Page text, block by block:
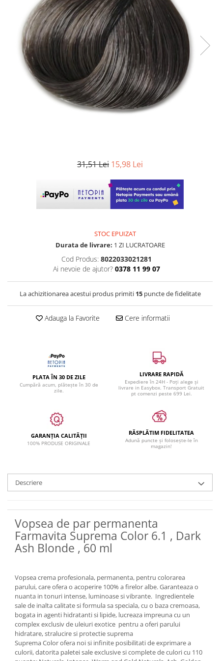
31,51 Lei 15,98 Lei
STOC EPUIZAT
Durata de livrare: 1 ZI LUCRATOARE
Cod Produs: 8022033021281
Ai nevoie de ajutor? 0378 11 99 07
La achizitionarea acestui produs primiti 15puncte de fidelitate
Adauga la Favorite Cere informatii
PLATA ÎN 30 DE ZILE
Cumpără acum, plătește în 30 de
zile.
LIVRARE RAPIDĂ
Expediere în 24H - Poți alege și
livrare in Easybox. Transport Gratuit
pt comenzi peste 699 Lei.
GARANȚIA CALITĂȚII
100% PRODUSE ORIGINALE
RĂSPLĂTIM FIDELITATEA
Adună puncte și folosește-le în
magazin!
Descriere
Vopsea de par permanenta
Farmavita Suprema Color 6.1 , Dark
Ash Blonde , 60 ml
Vopsea crema profesionala, permanenta, pentru colorarea
parului, care ofera o acoperire 100% a firelor albe. Garanteaza o
nuanta in tonuri intense, luminoase si vibrante. Ingredientele
sale de inalta calitate si formula sa speciala, cu o baza cremoasa,
bogata in agenti hidratanti si lipide, lucreaza impreuna cu un
complex exclusiv de uleiuri exotice pentru a oferi parului
hidratare, stralucire si protectie suprema
Suprema Color ofera noi si infinite posibilitati de exprimare a
culorii, datorita paletei sale exclusive si complete de culori cu 110